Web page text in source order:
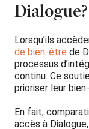
Dialogue?
Lorsqu’ils
de bien-être de
processus
continu. Ce
prioriser leur
En fait,
accès à